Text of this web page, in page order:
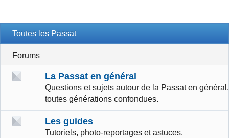
Toutes les Passat
Forums
La Passat en général
Questions et sujets autour de la Passat en général,
toutes générations confondues.
Les guides
Tutoriels, photo-reportages et astuces.